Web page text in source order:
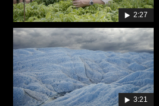
2:27
3:21